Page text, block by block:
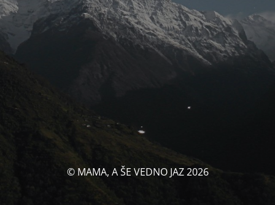
© MAMA, A ŠE VEDNO JAZ 2026